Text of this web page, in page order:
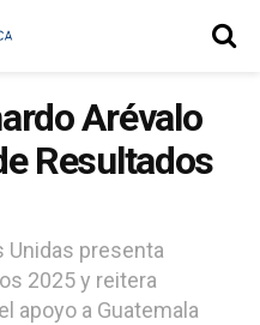
Arévalo
Resultados
Unidas presenta
2025 y reitera
apoyo a Guatemala